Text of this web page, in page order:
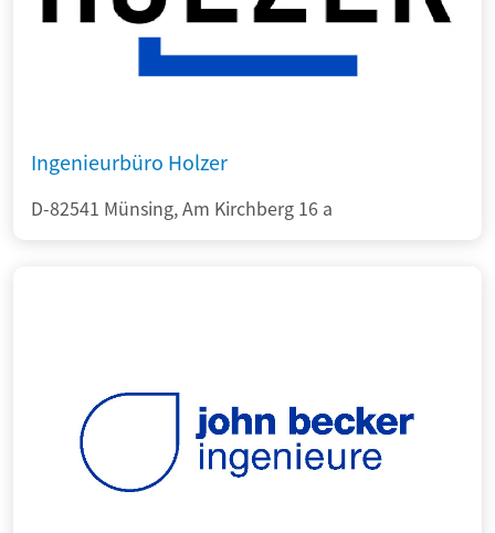
Ingenieurbüro Holzer
D-82541 Münsing, Am Kirchberg 16 a